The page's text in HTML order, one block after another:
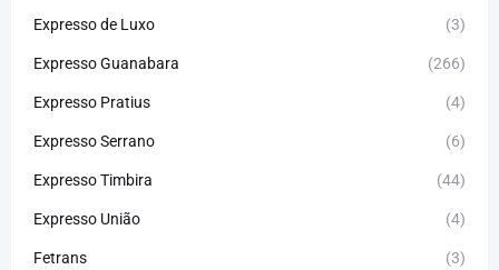
Expresso de Luxo (3)
Expresso Guanabara (266)
Expresso Pratius (4)
Expresso Serrano (6)
Expresso Timbira (44)
Expresso União (4)
Fetrans (3)